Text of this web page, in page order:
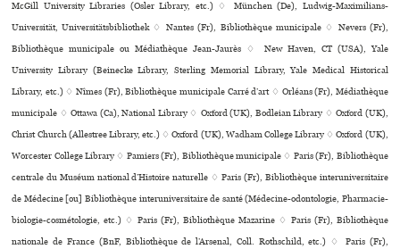
McGill University Libraries (Osler Library, etc.) ♢ München (De), Ludwig-Maximilians-
Universität, Universitätsbibliothek ♢ Nantes (Fr), Bibliothèque muni­ci­pale ♢ Nevers (Fr),
Bibliothèque muni­ci­pale ou Médiathèque Jean-Jaurès ♢ New Haven, CT (USA), Yale
University Library (Beinecke Library, Sterling Memorial Library, Yale Medical Historical
Library, etc.) ♢ Nîmes (Fr), Bibliothèque muni­ci­pale Carré d’art ♢ Orléans (Fr), Médiathèque
muni­ci­pale ♢ Ottawa (Ca), National Library ♢ Oxford (UK), Bodleian Library ♢ Oxford (UK),
Christ Church (Allestree Library, etc.) ♢ Oxford (UK), Wadham College Library ♢ Oxford (UK),
Worcester College Library ♢ Pamiers (Fr), Bibliothèque municipale ♢ Paris (Fr), Bibliothèque
cen­trale du Muséum natio­nal d’Histoire natu­relle ♢ Paris (Fr), Bibliothèque inte­ru­ni­ver­si­taire
de Médecine [ou] Bibliothèque inte­ru­ni­ver­si­taire de santé (Médecine-odon­to­lo­gie, Pharmacie-
bio­lo­gie-cos­mé­to­lo­gie, etc.) ♢ Paris (Fr), Bibliothèque Mazarine ♢ Paris (Fr), Bibliothèque
nationale de France (BnF, Bibliothèque de l’Arsenal, Coll. Rothschild, etc.) ♢ Paris (Fr),